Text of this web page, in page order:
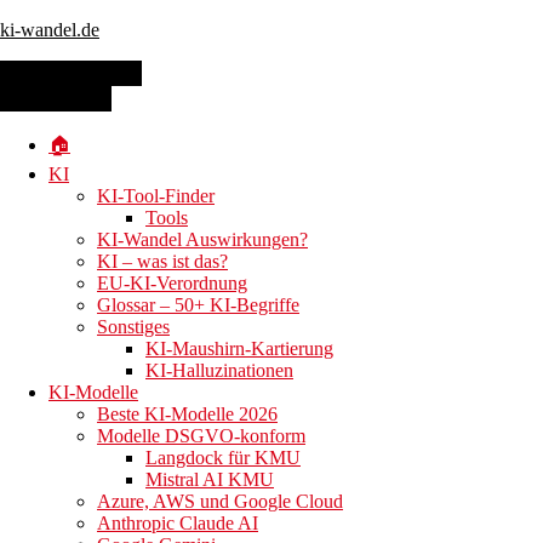
Skip to main content
ki-wandel.de
🏠
KI
KI-Tool-Finder
Tools
KI-Wandel Auswirkungen?
KI – was ist das?
EU-KI-Verordnung
Glossar – 50+ KI-Begriffe
Sonstiges
KI-Maushirn-Kartierung
KI-Halluzinationen
KI-Modelle
Beste KI-Modelle 2026
Modelle DSGVO-konform
Langdock für KMU
Mistral AI KMU
Azure, AWS und Google Cloud
Anthropic Claude AI
KI-
– Hände und